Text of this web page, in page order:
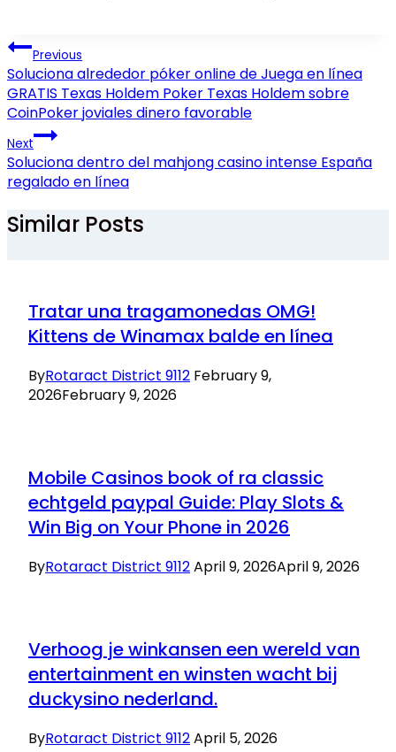
Post
navigation
Previous
Soluciona alrededor póker online de Juega en línea
GRATIS Texas Holdem Poker Texas Holdem sobre
CoinPoker joviales dinero favorable
Next
Soluciona dentro del mahjong casino intense España
regalado en línea
Similar Posts
Tratar una tragamonedas OMG!
Kittens de Winamax balde en línea
ByRotaract District 9112 February 9,
2026February 9, 2026
Mobile Casinos book of ra classic
echtgeld paypal Guide: Play Slots &
Win Big on Your Phone in 2026
ByRotaract District 9112April 9, 2026April 9, 2026
Verhoog je winkansen een wereld van
entertainment en winsten wacht bij
duckysino nederland.
ByRotaract District 9112April 5, 2026